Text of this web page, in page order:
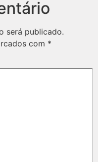
será publicado.
com *